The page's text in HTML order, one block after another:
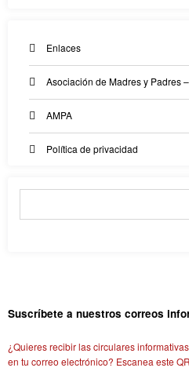
Enlaces
Asociación de Madres y Padres
AMPA
Política de privacidad
Suscríbete a nuestros correos
¿Quieres recibir las circulares
en tu correo electrónico? Escanea este